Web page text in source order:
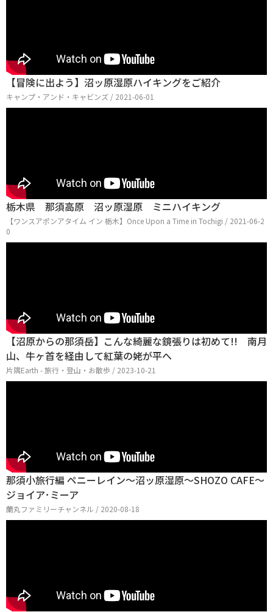
【冒険に出よう】沼ッ原湿原ハイキングをご紹介
キャンプ・アンド・キャビンズ / 2021-06-01
栃木県 那須高原 沼ッ原湿原 ミニハイキング
【ワンスアポンアタイム イン 栃木】Once Upon a Time in Tochigi / 2021-06-2
0
【沼原からの那須岳】こんな綺麗な鏡張りは初めて!! 南月
山、牛ヶ首を経由して紅葉の姥が平へ
片隅Earth - 旅行・登山・お散歩 / 2023-10-21
那須小旅行編 ペニーレイン～沼ッ原湿原～SHOZO CAFE～
ジョイア･ミーア
蘭丸ファミリーチャンネル / 2020-08-18